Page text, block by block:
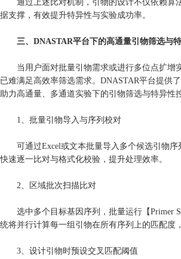
通过上述比对机制，引物的设计不仅依赖算
据支撑，有效提升特异性与实验成功率。
三、DNASTAR平台下的高通量引物筛选与
当用户面对批量引物需求或进行多位点扩增
已难满足高效率筛选需求。DNASTAR平台提供
助力高通量、多通道实验下的引物筛选与特异性
1、批量引物导入与序列校对
可通过Excel或文本批量导入多个候选引物序
快速逐一比对与格式化校验，提升处理效率。
2、区域批次扫描比对
选中多个目标基因序列，批量运行【Primer
统将并行计算每一组引物在所有序列上的匹配度
3、设计引物时预设交叉匹配阈值